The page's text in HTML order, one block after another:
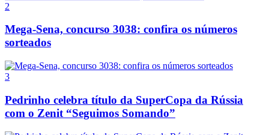
2
Mega-Sena, concurso 3038: confira os números
sorteados
3
Pedrinho celebra título da SuperCopa da Rússia
com o Zenit “Seguimos Somando”